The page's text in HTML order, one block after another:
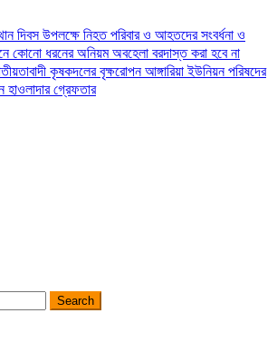
দিবস উপলক্ষে নিহত পরিবার ও আহতদের সংবর্ধনা ও
কোনো ধরনের অনিয়ম অবহেলা বরদাস্ত করা হবে না
কৃষকদলের বৃক্ষরোপনআঙ্গারিয়া ইউনিয়ন পরিষদের
গ্রেফতার